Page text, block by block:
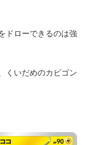
ドローできるのは強
くいだめのカビゴン